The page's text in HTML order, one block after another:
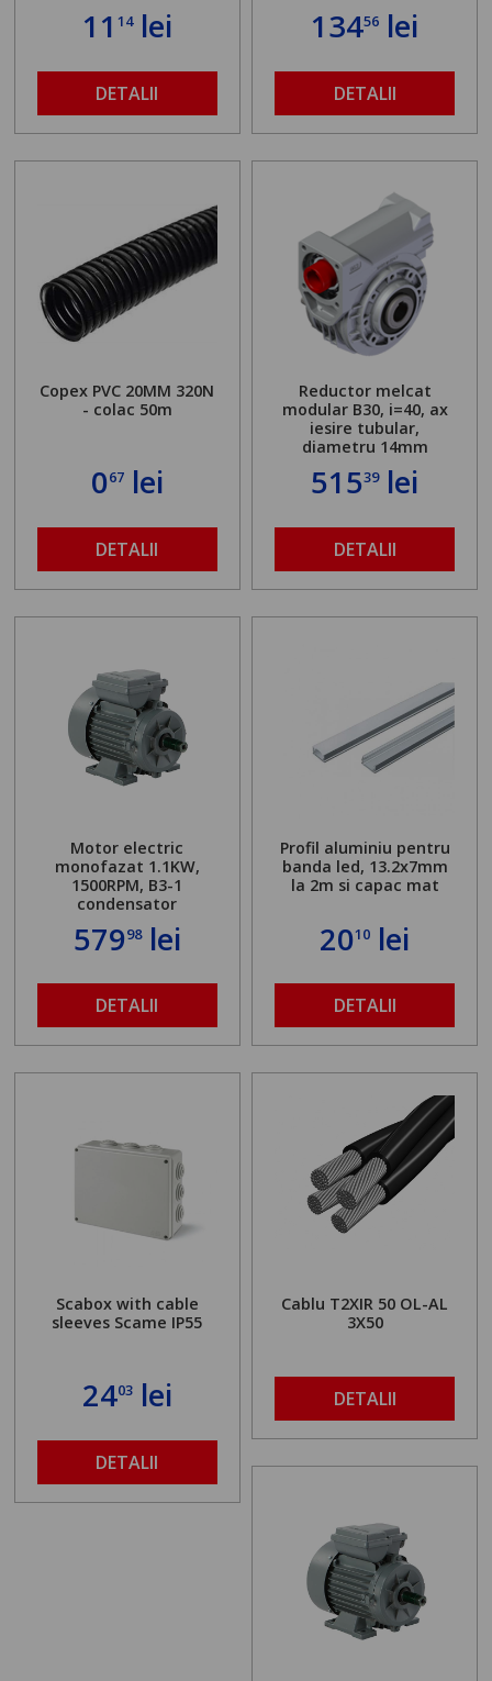
11 14lei
DETALII
13456 lei
DETALII
Copex PVC 20MM 320N
- colac 50m
067lei
DETALII
Reductor melcat
modular B30, i=40, ax
iesire tubular,
diametru 14mm
51539lei
DETALII
Motor electric
monofazat 1.1KW,
1500RPM, B3-1
condensator
57998lei
DETALII
Profil aluminiu pentru
banda led, 13.2x7mm
la 2m si capac mat
2010 lei
DETALII
Scabox with cable
sleeves Scame IP55
2403lei
DETALII
Cablu T2XIR 50 OL-AL
3X50
DETALII